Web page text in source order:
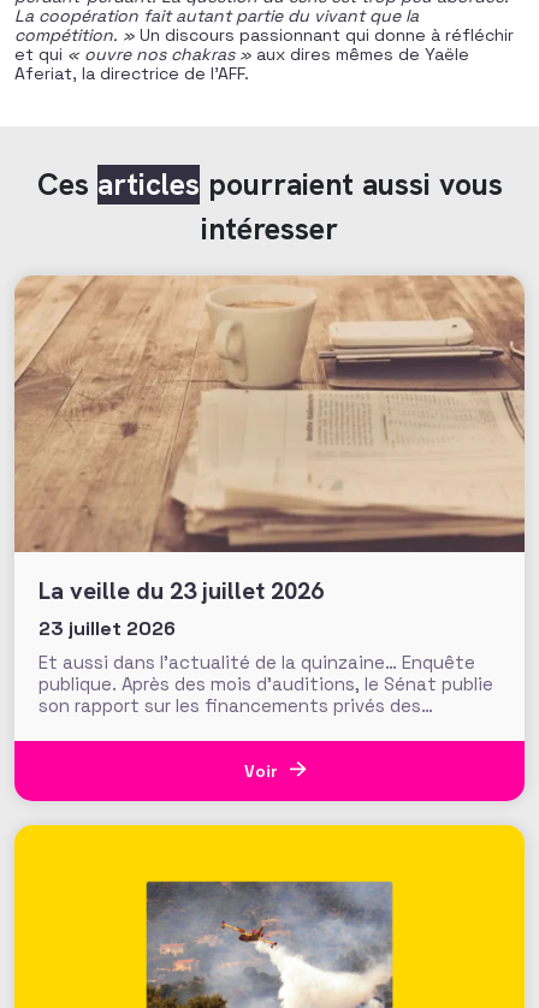
La coopération fait autant partie du vivant que la
compétition. » Un discours passionnant qui donne à réfléchir
et qui « ouvre nos chakras » aux dires mêmes de Yaële
Aferiat, la directrice de l’AFF.
Ces articles pourraient aussi vous
intéresser
La veille du 23 juillet 2026
23 juillet 2026
Et aussi dans l’actualité de la quinzaine… Enquête
publique. Après des mois d’auditions, le Sénat publie
son rapport sur les financements privés des
influence croissante dans les domaines de l’intérêt
général. Fonds de dotation dormants, fondations
Voir